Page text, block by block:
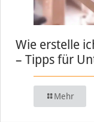
Wie erstelle
– Tipps für
Mehr